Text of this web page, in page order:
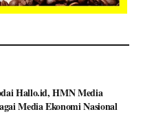
Hallo.id, HMN Media
Media Ekonomi Nasional